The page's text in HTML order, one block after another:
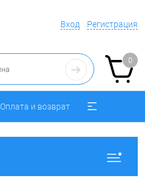
Вход Регистрация
0
Оплата и возврат